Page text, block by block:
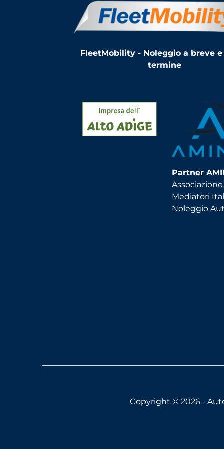
FleetMobility - Noleggio a breve
termine
Partner
Associazione
Mediatori
Noleggio
Copyright © 2026 -